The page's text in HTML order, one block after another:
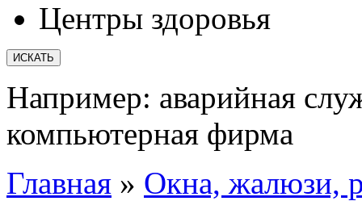
Центры здоровья
Например: аварийная
компьютерная фирма
Главная » Окна, жалюзи,